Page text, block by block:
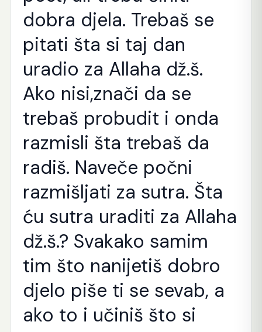
dobra djela. Trebaš se
pitati šta si taj dan
uradio za Allaha dž.š.
Ako nisi,znači da se
trebaš probudit i onda
razmisli šta trebaš da
radiš. Naveče počni
razmišljati za sutra. Šta
ću sutra uraditi za Allaha
dž.š.? Svakako samim
tim što nanijetiš dobro
djelo piše ti se sevab, a
ako to i učiniš što si